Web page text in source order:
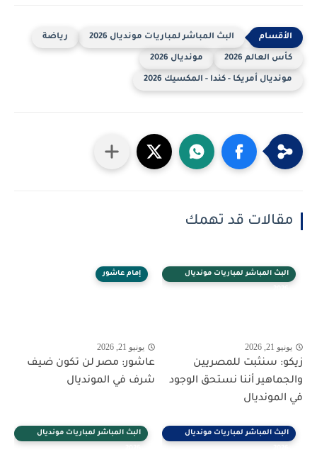
البث المباشر لمباريات مونديال 2026 رياضة
كأس العالم 2026 مونديال 2026
مونديال أمريكا - كندا - المكسيك 2026
مقالات قد تهمك
البث المباشر لمباريات مونديال
يونيو 21, 2026
زيكو: سنثبت للمصريين
والجماهير أننا نستحق الوجود
في المونديال
إمام عاشور
يونيو 21, 2026
عاشور: مصر لن تكون ضيف
شرف في المونديال
البث المباشر لمباريات مونديال
البث المباشر لمباريات مونديال